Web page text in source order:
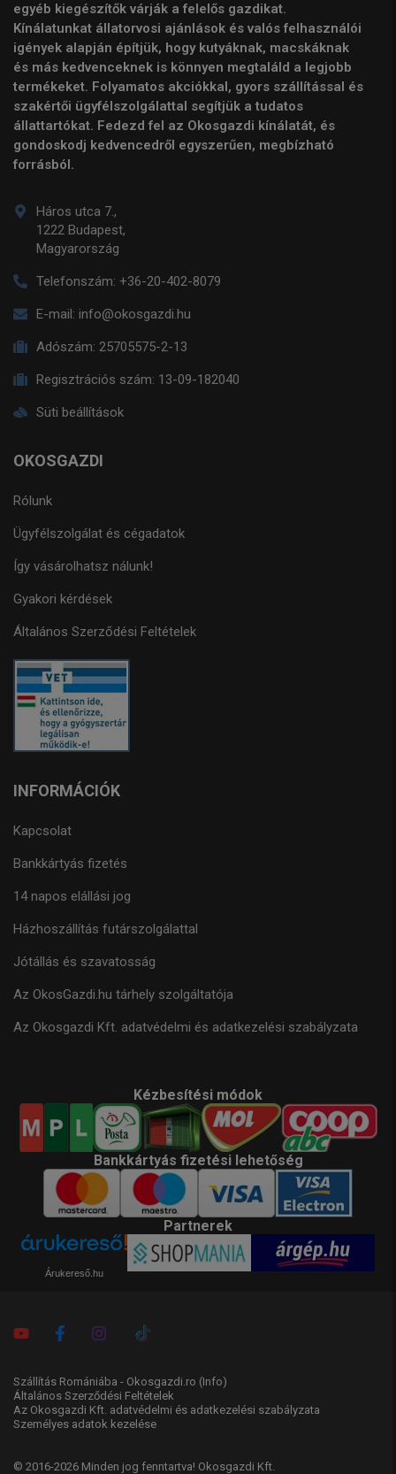
egyéb kiegészítők várják a felelős gazdikat.
Kínálatunkat állatorvosi ajánlások és valós felhasználói
igények alapján építjük, hogy kutyáknak, macskáknak
és más kedvenceknek is könnyen megtaláld a legjobb
termékeket. Folyamatos akciókkal, gyors szállítással és
szakértői ügyfélszolgálattal segítjük a tudatos
állattartókat. Fedezd fel az Okosgazdi kínálatát, és
gondoskodj kedvencedről egyszerűen, megbízható
forrásból.
Háros utca 7.,
1222 Budapest,
Magyarország
Telefonszám: +36-20-402-8079
E-mail: info@okosgazdi.hu
Adószám: 25705575-2-13
Regisztrációs szám: 13-09-182040
Süti beállítások
OKOSGAZDI
Rólunk
Ügyfélszolgálat és cégadatok
Így vásárolhatsz nálunk!
Gyakori kérdések
Általános Szerződési Feltételek
INFORMÁCIÓK
Kapcsolat
Bankkártyás fizetés
14 napos elállási jog
Házhoszállítás futárszolgálattal
Jótállás és szavatosság
Az OkosGazdi.hu tárhely szolgáltatója
Az Okosgazdi Kft. adatvédelmi és adatkezelési szabályzata
Kézbesítési módok
Bankkártyás fizetési lehetőség
Partnerek
Árukereső.hu
Szállítás Romániába - Okosgazdi.ro (Info)
Általános Szerződési Feltételek
Az Okosgazdi Kft. adatvédelmi és adatkezelési szabályzata
Személyes adatok kezelése
© 2016-2026 Minden jog fenntartva! Okosgazdi Kft.